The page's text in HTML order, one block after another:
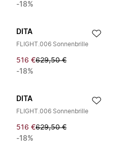
-18%
DITA
FLIGHT.006 Sonnenbrille
516 €629,50 €
-18%
DITA
FLIGHT.006 Sonnenbrille
516 €629,50 €
-18%